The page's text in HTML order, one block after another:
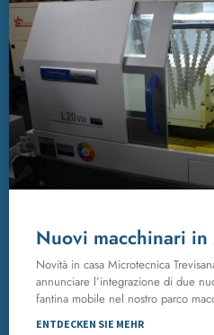
Nuovi macchinari
Novità in casa Microtecnica
annunciare l’integrazione di due
fantina mobile nel nostro parco
ENTDECKEN SIE MEHR